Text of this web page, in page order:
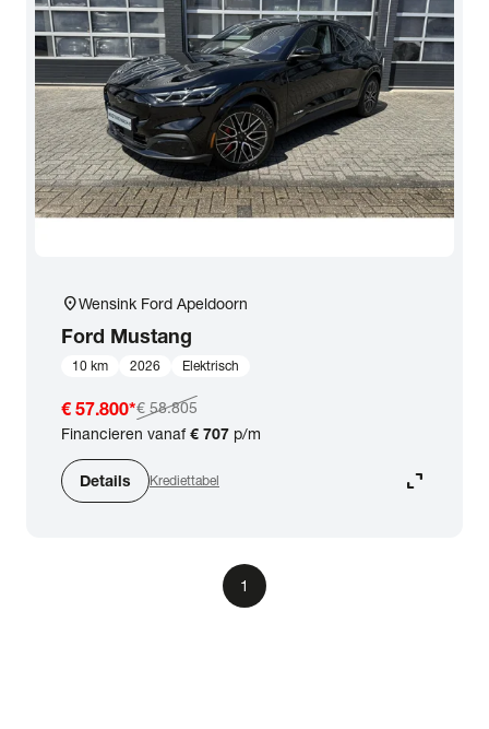
location_onWensink Ford Apeldoorn
Ford Mustang
10 km 2026 Elektrisch
€ 57.800*€ 58.805
Financieren vanaf€ 707 p/m
Details Krediettabel expand_content
1